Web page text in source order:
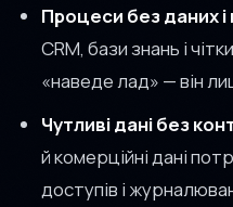
Процеси без даних і
CRM, бази знань і
«наведе лад» — він
Чутливі дані без
й комерційні дані
доступів і